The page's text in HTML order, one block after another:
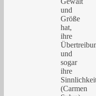
und
Größe
hat,
ihre
und
sogar
ihre
(Carmen